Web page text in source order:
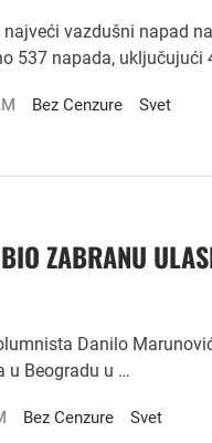
vazdušni napad
537 napada, uključujući
Bez Cenzure Svet
ZABRANU
Danilo
u Beogradu u …
Bez Cenzure Svet